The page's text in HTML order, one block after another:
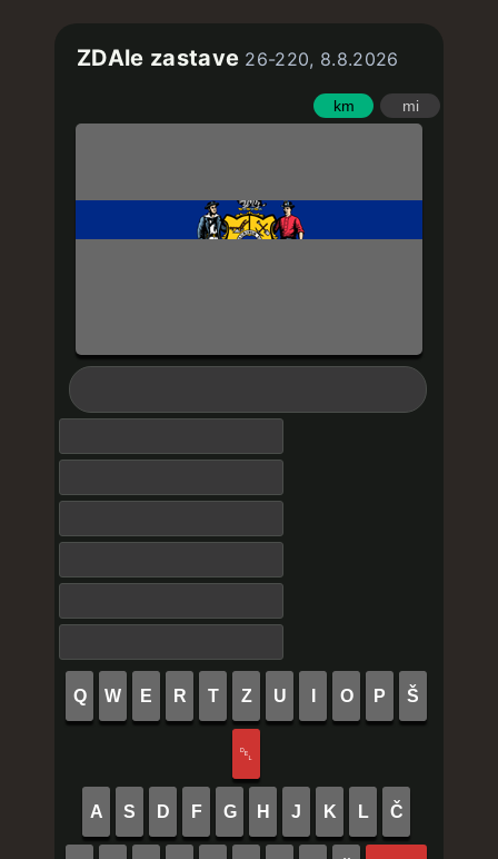
ZDAle zastave 26-220, 8.8.2026
km mi
Q W E R T Z U O P Š
␡
A S D F G H J K L Č